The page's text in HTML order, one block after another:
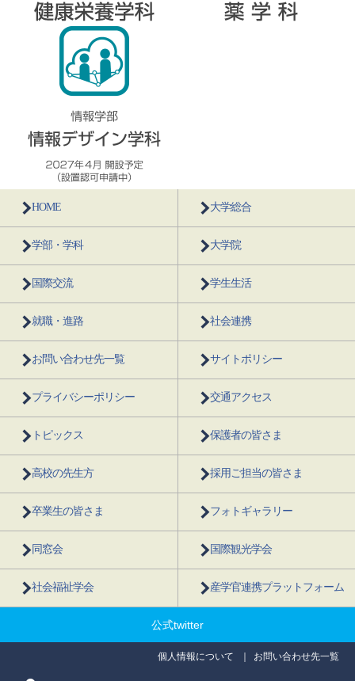
HOME 大学総合
学部・学科 大学院
国際交流 学生生活
就職・進路 社会連携
お問い合わせ先一覧 サイトポリシー
プライバシーポリシー 交通アクセス
トピックス 保護者の皆さま
高校の先生方 採用ご担当の皆さま
卒業生の皆さま フォトギャラリー
同窓会 国際観光学会
社会福祉学会 産学官連携プラットフォーム
公式twitter
個人情報について お問い合わせ先一覧